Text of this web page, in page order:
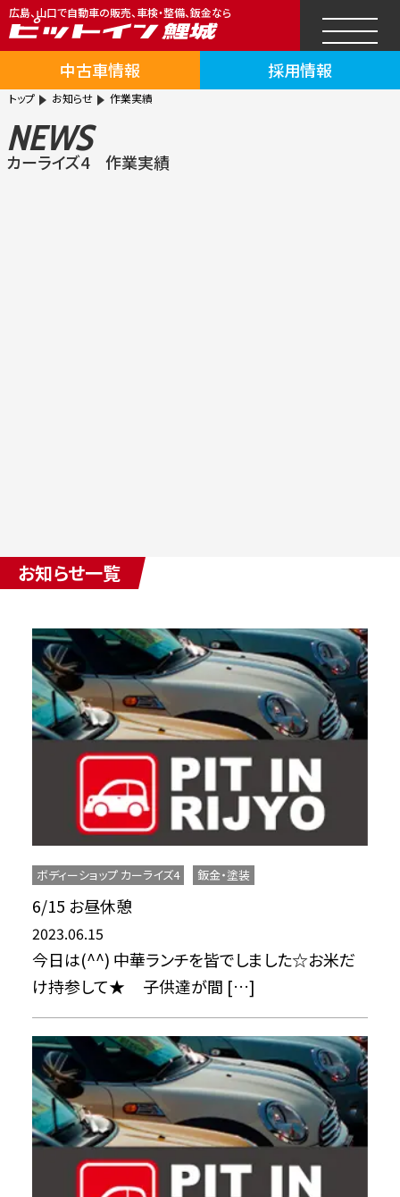
広島、山口で自動車の販売、車検・整備、鈑金なら
中古車情報 採用情報
トップ お知らせ 作業実績
NEWS
カーライズ4 作業実績
お知らせ一覧
ボディーショップ カーライズ4 鈑金・塗装
6/15 お昼休憩
2023.06.15
今日は(^^) 中華ランチを皆でしました☆お米だ
け持参して★ 子供達が間 […]